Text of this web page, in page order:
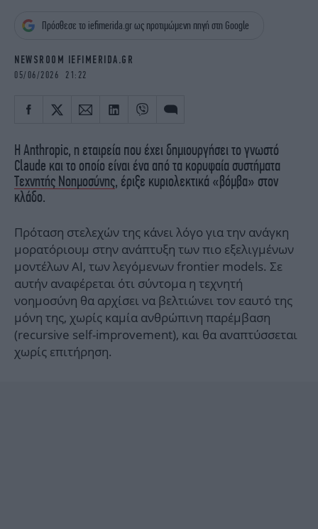
OSCARS
THE OCEAN
Πρόσθεσε το iefimerida.gr ως προτιμώμενη πηγή στη Google
NEWSROOM IEFIMERIDA.GR
05/06/2026 21:22
Η Anthropic, η εταιρεία που έχει δημιουργήσει το γνωστό
Claude και το οποίο είναι ένα από τα κορυφαία συστήματα
Τεχνητής Νοημοσύνης, έριξε κυριολεκτικά «βόμβα» στον
κλάδο.
Πρόταση στελεχών της κάνει λόγο για την ανάγκη
μορατόριουμ στην ανάπτυξη των πιο εξελιγμένων
μοντέλων AI, των λεγόμενων frontier models. Σε
αυτήν αναφέρεται ότι σύντομα η τεχνητή
νοημοσύνη θα αρχίσει να βελτιώνει τον εαυτό της
μόνη της, χωρίς καμία ανθρώπινη παρέμβαση
(recursive self-improvement), και θα αναπτύσσεται
χωρίς επιτήρηση.